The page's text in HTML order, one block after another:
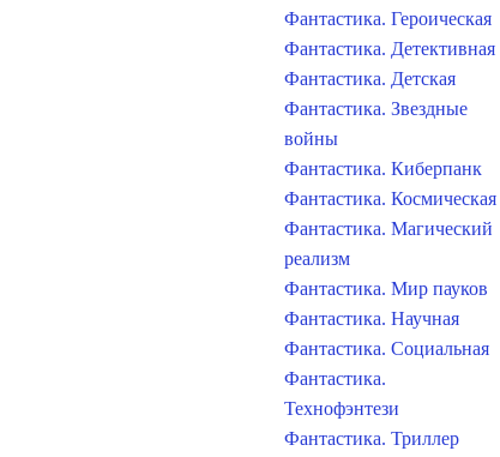
Фантастика. Героическая
Фантастика. Детективная
Фантастика. Детская
Фантастика. Звездные
войны
Фантастика. Киберпанк
Фантастика. Космическая
Фантастика. Магический
реализм
Фантастика. Мир пауков
Фантастика. Научная
Фантастика. Социальная
Фантастика.
Технофэнтези
Фантастика. Триллер